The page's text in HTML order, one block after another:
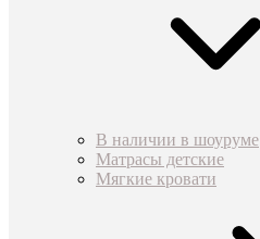
В наличии в шоуруме
Матрасы детские
Мягкие кровати